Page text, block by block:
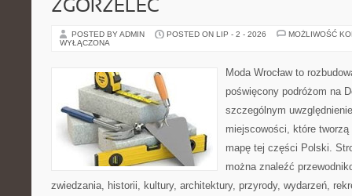
ZGORZELEC
POSTED BY ADMIN POSTED ON LIP - 2 - 2026
MOŻLIWOŚĆ
WYŁĄCZONA
Moda Wrocław to
poświęcony podróżom na
szczególnym
miejscowości, które
mapę tej części Polski.
można znaleźć
zwiedzania, historii, kultury, architektury, przyrody, wydarzeń,